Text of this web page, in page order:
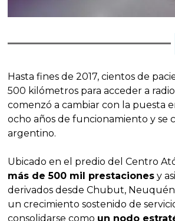
Hasta fines de 2017, cientos de
500 kilómetros para acceder a
comenzó a cambiar con la puesta
ocho años de funcionamiento y se
argentino.
Ubicado en el predio del Centro
más de 500 mil prestaciones y
derivados desde Chubut,
un crecimiento sostenido de
consolidarse como un nodo